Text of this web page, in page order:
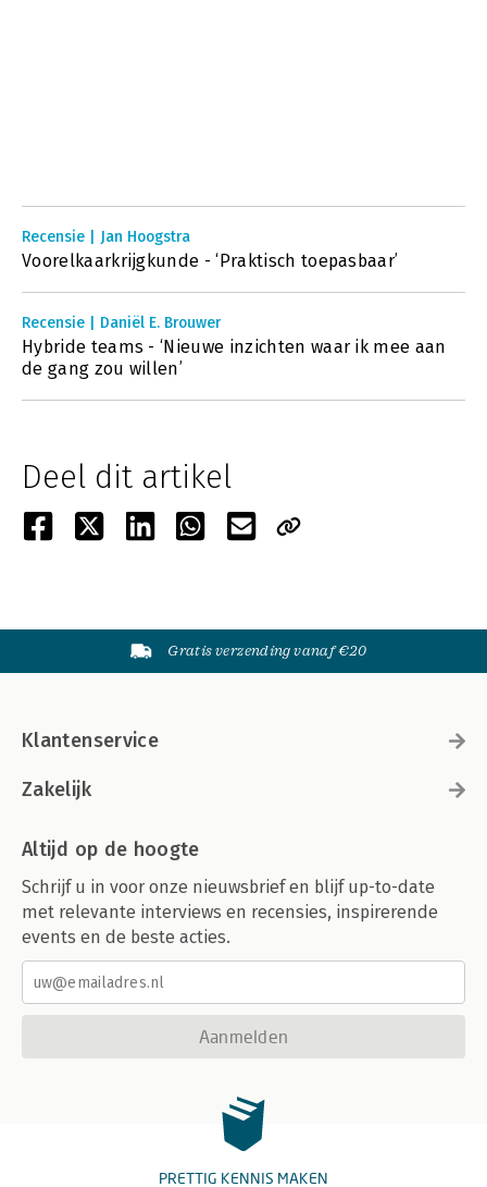
Recensie | Jan Hoogstra
Voorelkaarkrijgkunde - ‘Praktisch toepasbaar’
Recensie | Daniël E. Brouwer
Hybride teams - ‘Nieuwe inzichten waar ik mee aan
de gang zou willen’
Deel dit artikel
Gratis verzending vanaf €20
Klantenservice
Zakelijk
Altijd op de hoogte
Schrijf u in voor onze nieuwsbrief en blijf up-to-date
met relevante interviews en recensies, inspirerende
events en de beste acties.
Aanmelden
PRETTIG KENNIS MAKEN